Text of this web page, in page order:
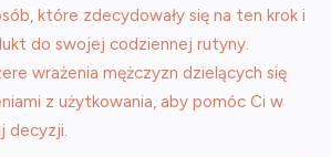
które zdecydowały się na ten krok i
do swojej codziennej rutyny.
wrażenia mężczyzn dzielących się
z użytkowania, aby pomóc Ci w
decyzji.